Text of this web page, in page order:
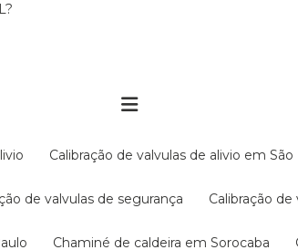
Calibração de valvulas de alivio em
de valvulas de segurança Calibração
Chaminé de caldeira em Sorocaba